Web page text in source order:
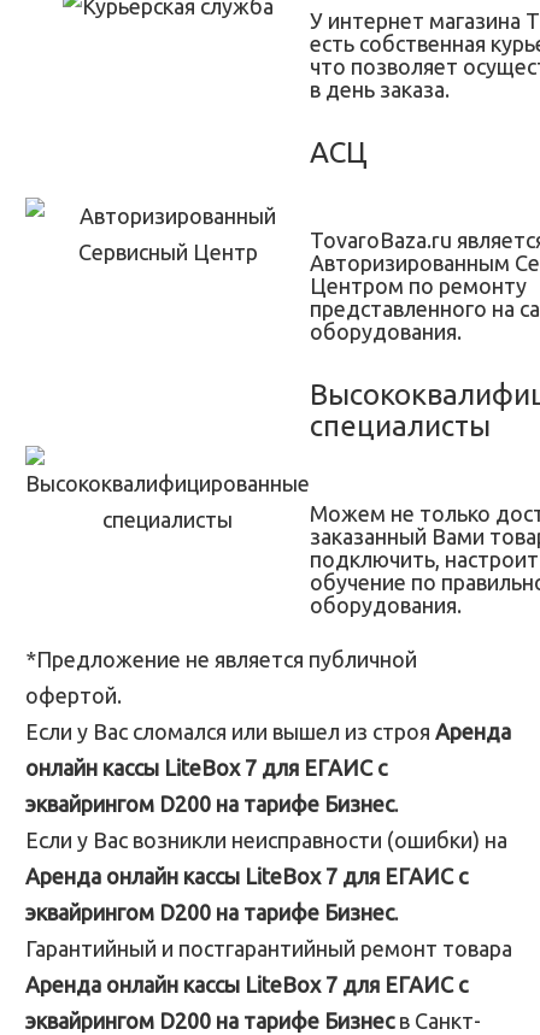
У интернет магазина
есть собственная
что позволяет
в день заказа.
АСЦ
TovaroBaza.ru
Авторизированным
Центром по ремонту
представленного на
оборудования.
специалисты
Можем не только
заказанный Вами
подключить,
обучение по
оборудования.
*Предложение не является публичной
офертой.
Если у Вас сломался или вышел из строя Аренда
онлайн кассы LiteBox 7 для ЕГАИС с
эквайрингом D200 на тарифе Бизнес.
Если у Вас возникли неисправности (ошибки) на
Аренда онлайн кассы LiteBox 7 для ЕГАИС с
эквайрингом D200 на тарифе Бизнес.
Гарантийный и постгарантийный ремонт товара
Аренда онлайн кассы LiteBox 7 для ЕГАИС с
эквайрингом D200 на тарифе Бизнесв Санкт-